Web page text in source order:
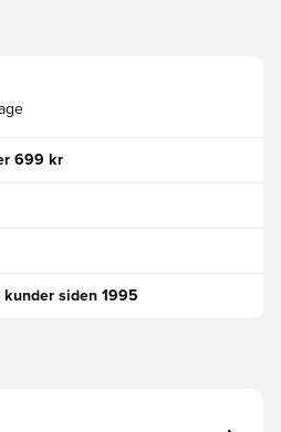
699 kr
siden 1995